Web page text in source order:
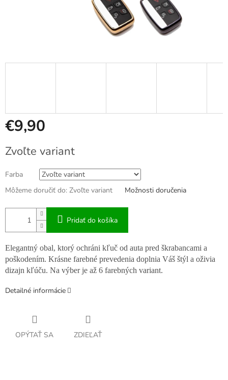
€9,90
cena:
Zvoľte variant
Farba
Môžeme doručiť do: Zvoľte variant Možnosti doručenia
Pridať do košíka
Elegantný obal, ktorý ochráni kľuč od auta pred škrabancami a
poškodením. Krásne farebné prevedenia doplnia Váš štýl a oživia
dizajn kľúču. Na výber je až 6 farebných variant.
Detailné informácie
OPÝTAŤ SA ZDIEĽAŤ